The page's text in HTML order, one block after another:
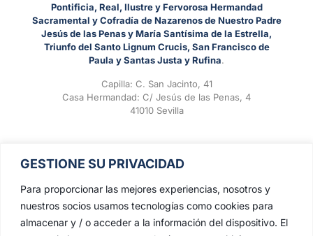
GESTIONE SU PRIVACIDAD
Para proporcionar las mejores experiencias, nosotros y
nuestros socios usamos tecnologías como cookies para
almacenar y / o acceder a la información del dispositivo. El
Pontificia, Real, Ilustre y Fervorosa Hermandad
Sacramental y Cofradía de Nazarenos de Nuestro Padre
Jesús de las Penas y María Santísima de la Estrella,
Triunfo del Santo Lignum Crucis, San Francisco de
Paula y Santas Justa y Rufina.
Capilla: C. San Jacinto, 41
Casa Hermandad: C/ Jesús de las Penas, 4
41010 Sevilla